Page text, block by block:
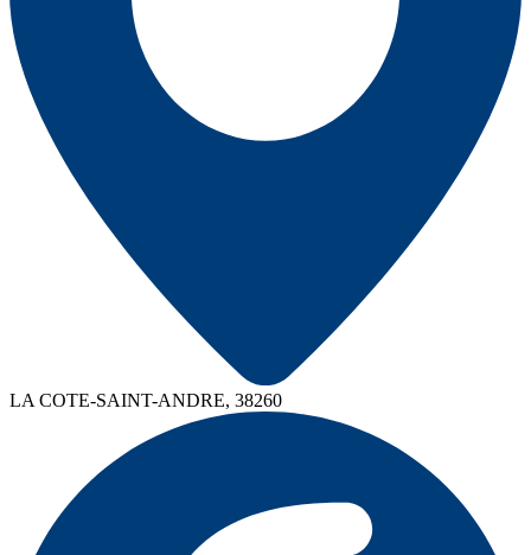
LA COTE-SAINT-ANDRE, 38260